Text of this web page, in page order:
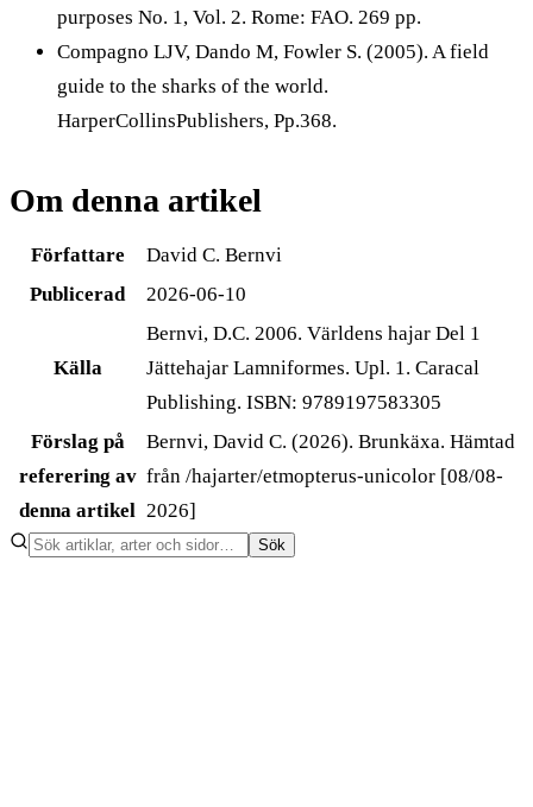
purposes No. 1, Vol. 2. Rome: FAO. 269 pp.
Compagno LJV, Dando M, Fowler S. (2005). A field
guide to the sharks of the world.
HarperCollinsPublishers, Pp.368.
Om denna artikel
Författare
David C. Bernvi
Publicerad
2026-06-10
Källa
Bernvi, D.C. 2006. Världens hajar Del 1
Jättehajar Lamniformes. Upl. 1. Caracal
Publishing. ISBN: 9789197583305
Förslag på
referering av
denna artikel
Bernvi, David C. (2026). Brunkäxa. Hämtad
från /hajarter/etmopterus-unicolor [08/08-
2026]
Sök